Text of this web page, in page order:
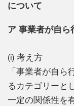
について
ア 事業者が自ら
(i) 考え方
「事業者が自
るカテゴリーと
一定の関係性を